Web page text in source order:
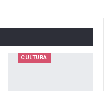
CULTURA